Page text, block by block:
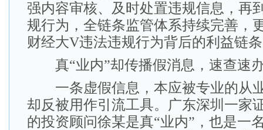
强内容审核、及时处置违规信息，再
规行为，全链条监管体系持续完善，
财经大V违法违规行为背后的利益链
真“业内”却传播假消息，速查速
一条虚假信息，本应被专业的从
却反被用作引流工具。广东深圳一家
的投资顾问徐某是真“业内”，也是一